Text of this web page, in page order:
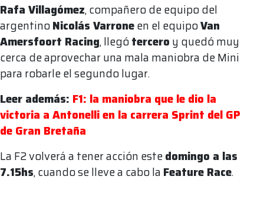
Rafa Villagómez, compañero de equipo del
argentinoNicolás Varroneen el equipoVan
Amersfoort Racing, llegótercero y quedó muy
cerca de aprovechar una mala maniobra de Mini
para robarle el segundo lugar.
Leer además: F1: la maniobra que le dio la
victoria a Antonelli en la carrera Sprint del GP
de Gran Bretaña
La F2 volverá a tener acción estedomingo a las
7.15hs, cuando se lleve a cabo la Feature Race.